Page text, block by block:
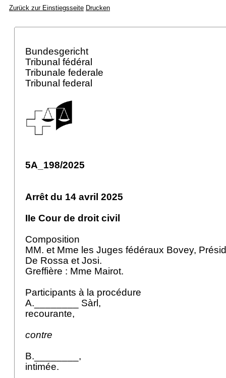
Zurück zur Einstiegsseite Drucken
Bundesgericht
Tribunal fédéral
Tribunale federale
Tribunal federal
5A_198/2025
Arrêt du 14 avril 2025
IIe Cour de droit civil
Composition
MM. et Mme les Juges fédéraux Bovey,
De Rossa et Josi.
Greffière : Mme Mairot.
Participants à la procédure
A.________ Sàrl,
recourante,
contre
B.________,
intimée.